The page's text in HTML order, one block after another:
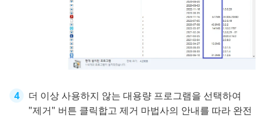
더 이상 사용하지 않는 대용량 프로그램을 선택하여
"제거" 버튼 클릭합고 제거 마법사의 안내를 따라 완전